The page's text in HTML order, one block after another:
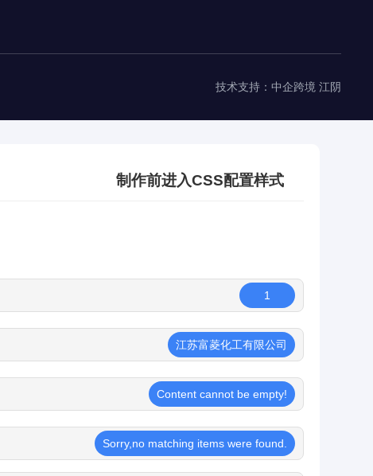
技术支持：中企跨境 江阴
制作前进入CSS配置样式
1
江苏富菱化工有限公司
Content cannot be empty!
Sorry,no matching items were found.